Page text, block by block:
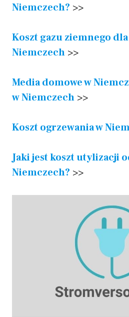
Niemczech? >>
Koszt gazu ziemnego
Niemczech >>
Media domowe w
w Niemczech >>
Koszt ogrzewania w
Jaki jest koszt utylizacji
Niemczech? >>